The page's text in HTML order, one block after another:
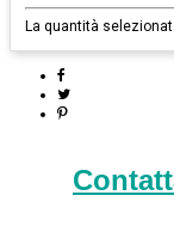
La quantità